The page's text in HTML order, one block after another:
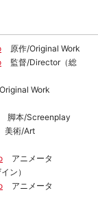
原作/Original Work
監督/Director（総
Work
脚本/Screenplay
美術/Art
アニメータ
ン）
アニメータ